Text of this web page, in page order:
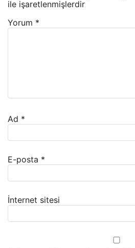
ile işaretlenmişlerdir
Yorum *
Ad *
E-posta *
İnternet sitesi